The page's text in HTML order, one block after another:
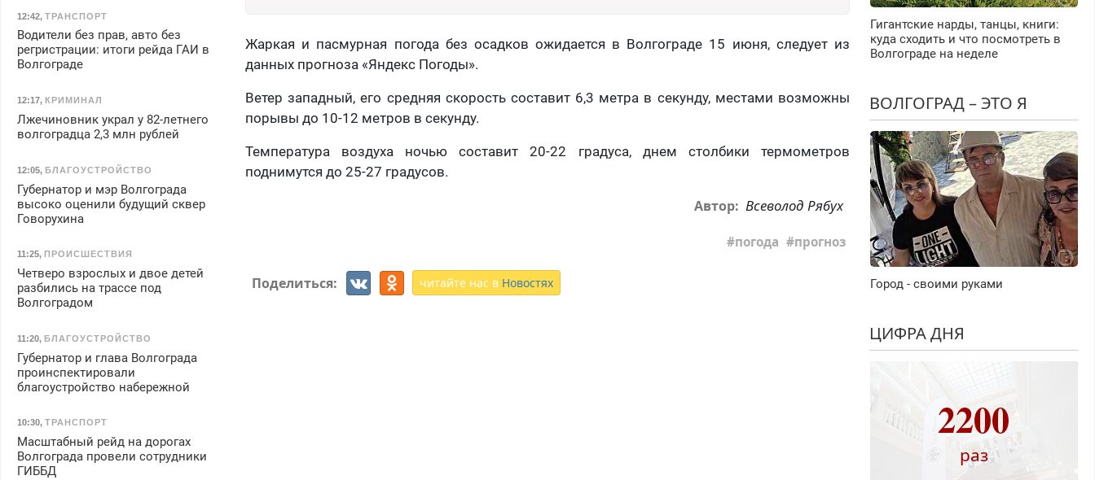
Жаркая и пасмурная погода без осадков ожидается в Волгограде 15 июня, следует из
данных прогноза «Яндекс Погоды».
Ветер западный, его средняя скорость составит 6,3 метра в секунду, местами возможны
порывы до 10-12 метров в секунду.
Температура воздуха ночью составит 20-22 градуса, днем столбики термометров
поднимутся до 25-27 градусов.
Автор: Всеволод Рябух
погода прогноз
Поделиться: читайте нас в Новостях
12:42, ТРАНСПОРТ
Водители без прав, авто без
регристрации: итоги рейда ГАИ в
Волгограде
12:17, КРИМИНАЛ
Лжечиновник украл у 82-летнего
волгоградца 2,3 млн рублей
12:05, БЛАГОУСТРОЙСТВО
Губернатор и мэр Волгограда
высоко оценили будущий сквер
Говорухина
11:25, ПРОИСШЕСТВИЯ
Четверо взрослых и двое детей
разбились на трассе под
Волгоградом
11:20, БЛАГОУСТРОЙСТВО
Губернатор и глава Волгограда
проинспектировали
благоустройство набережной
10:30, ТРАНСПОРТ
Масштабный рейд на дорогах
Волгограда провели сотрудники
ГИББД
Гигантские нарды, танцы, книги:
куда сходить и что посмотреть в
Волгограде на неделе
ВОЛГОГРАД – ЭТО Я
Город - своими руками
ЦИФРА ДНЯ
2200
раз